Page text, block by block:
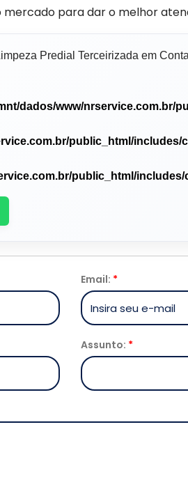
para dar o melhor
Predial Terceirizada em
dados/www/nrservice.com.br/
public_html/includes/
public_html/
Email: *
Assunto: *